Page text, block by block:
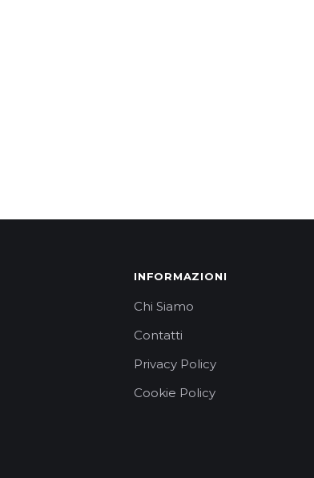
INFORMAZIONI
Chi Siamo
Contatti
Privacy Policy
Cookie Policy